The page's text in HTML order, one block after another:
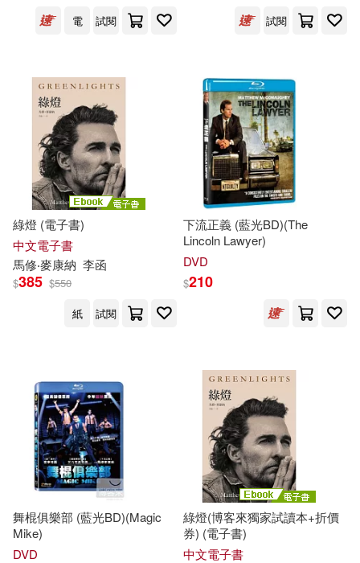
可超商取貨(10)
可海外宅配(9) 可港澳店取(5)
可新加坡店取(5)
可菲律賓店取(5)
適合手機平板閱讀(3)
免費電子書(1)
其他 (可複選)
電
試閱
試閱
綠燈 (電子書)
中文電子書
馬修‧麥康納 李函
$385 $550
紙
試閱
下流正義 (藍光BD)(The
Lincoln Lawyer)
DVD
$210
舞棍俱樂部 (藍光BD)(Magic
Mike)
DVD
綠燈(博客來獨家試讀本+折價
券) (電子書)
中文電子書